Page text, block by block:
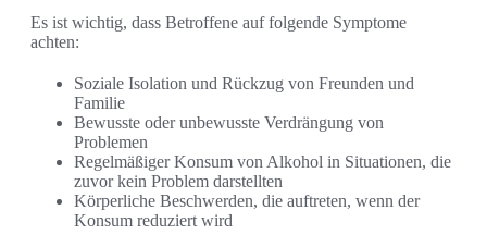
Es ist wichtig, dass Betroffene auf folgende Symptome
achten:
Soziale Isolation und Rückzug von Freunden und
Familie
Bewusste oder unbewusste Verdrängung von
Problemen
Regelmäßiger Konsum von Alkohol in Situationen, die
zuvor kein Problem darstellten
Körperliche Beschwerden, die auftreten, wenn der
Konsum reduziert wird